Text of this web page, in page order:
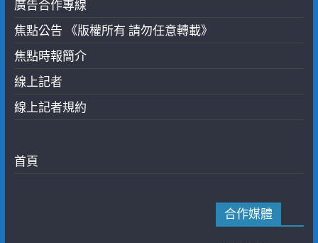
廣告合作專線
焦點公告 《版權所有 請勿任意轉載》
焦點時報簡介
線上記者
線上記者規約
首頁
合作媒體